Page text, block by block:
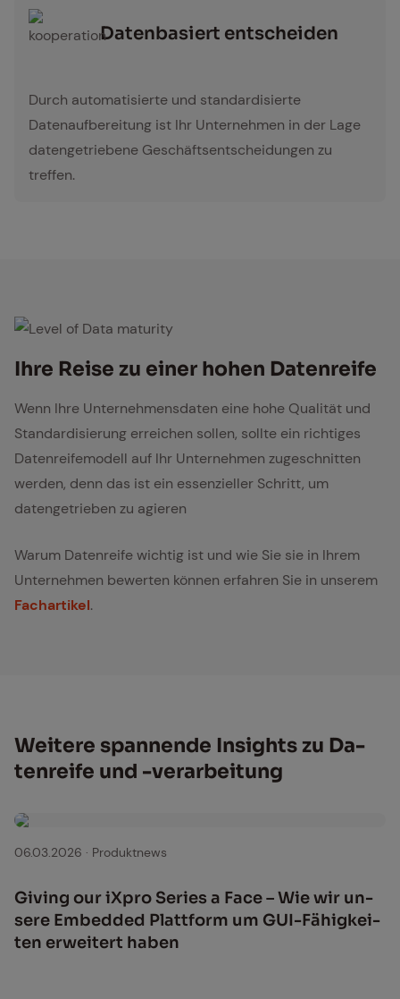
Da­ten­ba­siert ent­schei­den
Durch automatisierte und standardisierte
Datenaufbereitung ist Ihr Unternehmen in der Lage
datengetriebene Geschäftsentscheidungen zu
treffen.
Level of Data maturity
Ihre Rei­se zu ei­ner ho­hen Da­ten­rei­fe
Wenn Ihre Unternehmensdaten eine hohe Qualität und
Standardisierung erreichen sollen, sollte ein richtiges
Datenreifemodell auf Ihr Unternehmen zugeschnitten
werden, denn das ist ein essenzieller Schritt, um
datengetrieben zu agieren
Warum Datenreife wichtig ist und wie Sie sie in Ihrem
Unternehmen bewerten können erfahren Sie in unserem
Fachartikel.
Wei­te­re span­nen­de In­sights zu Da­
ten­rei­fe und -ver­ar­bei­tung
06.03.2026 · Produktnews
Gi­ving our iX­pro Se­ries a Face – Wie wir un­
se­re Em­bed­ded Platt­form um GUI-Fä­hig­kei­
ten er­wei­tert ha­ben